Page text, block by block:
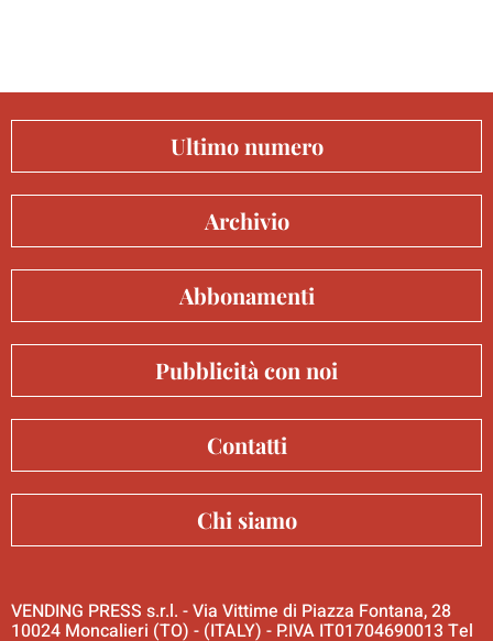
Ultimo numero
Archivio
Abbonamenti
Pubblicità con noi
Contatti
Chi siamo
VENDING PRESS s.r.l. - Via Vittime di Piazza Fontana, 28
10024 Moncalieri (TO) - (ITALY) - P.IVA IT01704690013 Tel